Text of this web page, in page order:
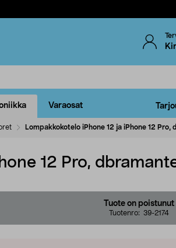
Varaosat
Lompakkokotelo iPhone 12 ja iPhone 12
12 Pro,
Tuote on poistunut
Tuotenro: 39-2174